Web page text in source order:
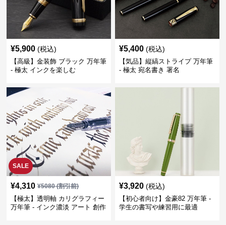
¥5,900 (税込)
【高級】金装飾 ブラック 万年筆
- 極太 インクを楽しむ
¥5,400 (税込)
【気品】縦縞ストライプ 万年筆
- 極太 宛名書き 署名
SALE
¥4,310 ¥5080(割引前)
【極太】透明軸 カリグラフィー
万年筆 - インク濃淡 アート 創作
¥3,920 (税込)
【初心者向け】金豪82 万年筆 -
学生の書写や練習用に最適